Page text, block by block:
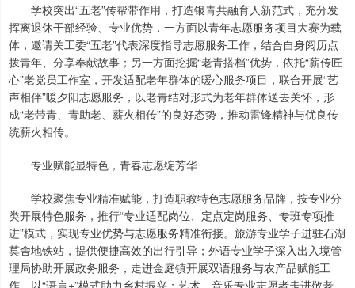
学校突出“五老”传帮带作用，打造银青共融育人新范式，充分发
挥离退休干部经验、专业优势，一方面以青年志愿服务项目大赛为载
体，邀请关工委“五老”代表深度指导志愿服务工作，结合自身阅历点
拨青年、分享奉献故事；另一方面挖掘“老青搭档”优势，依托“薪传匠
心”老党员工作室，开发适配老年群体的暖心服务项目，联合开展“艺
声相伴”暖夕阳志愿服务，以老青结对形式为老年群体送去关怀，形
成“老带青、青助老、薪火相传”的良好态势，推动雷锋精神与优良传
统薪火相传。
专业赋能显特色，青春志愿绽芳华
学校聚焦专业精准赋能，打造职教特色志愿服务品牌，按专业分
类开展特色服务，推行“专业适配岗位、定点定岗服务、专班专项推
进”模式，实现专业优势与志愿服务精准衔接。旅游专业学子进驻石湖
莫舍地铁站，提供便捷高效的出行引导；外语专业学子深入出入境管
理局协助开展政务服务，走进金庭镇开展双语服务与农产品赋能工
作，以“语言+”模式助力乡村振兴；艺术、音乐专业志愿者走进敬老